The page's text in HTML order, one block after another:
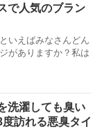
で人気のブラン
いえばみなさんどん
がありますか？私は
洗濯しても臭い
度訪れる悪臭タイ